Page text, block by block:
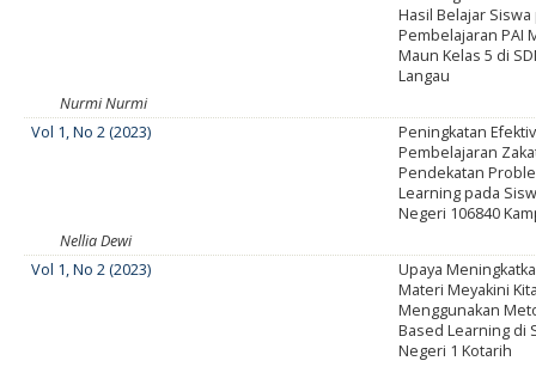
Hasil Belajar Siswa
Pembelajaran PAI
Maun Kelas 5 di
Langau
Nurmi Nurmi
Vol 1, No 2 (2023)
Peningkatan
Pembelajaran
Pendekatan
Learning pada
Negeri 106840
Nellia Dewi
Vol 1, No 2 (2023)
Upaya
Materi Meyakini
Menggunakan
Based Learning di
Negeri 1 Kotarih